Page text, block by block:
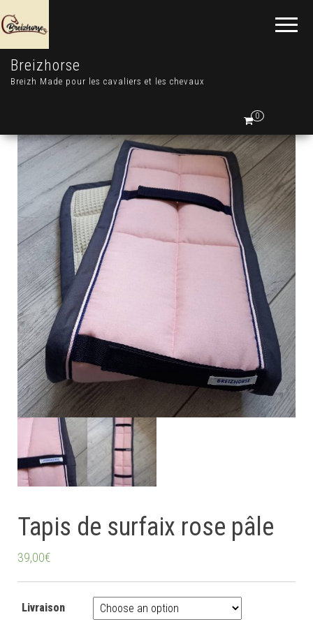
Breizhorse
Breizh Made pour les cavaliers et les chevaux
0
Tapis de surfaix rose pâle
39,00€
Livraison